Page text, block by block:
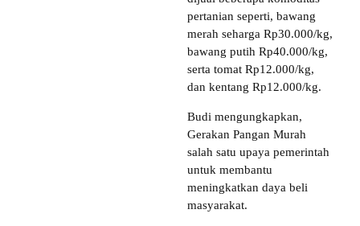
pertanian seperti, bawang
merah seharga Rp30.000/kg,
bawang putih Rp40.000/kg,
serta tomat Rp12.000/kg,
dan kentang Rp12.000/kg.
Budi mengungkapkan,
Gerakan Pangan Murah
salah satu upaya pemerintah
untuk membantu
meningkatkan daya beli
masyarakat.